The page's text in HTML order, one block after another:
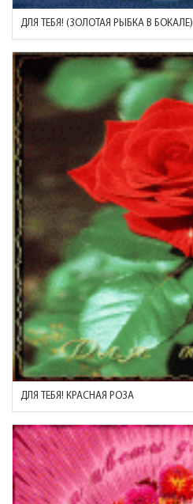
ДЛЯ ТЕБЯ! (ЗОЛОТАЯ РЫБКА В БОКАЛЕ)
ДЛЯ ТЕБЯ! КРАСНАЯ РОЗА